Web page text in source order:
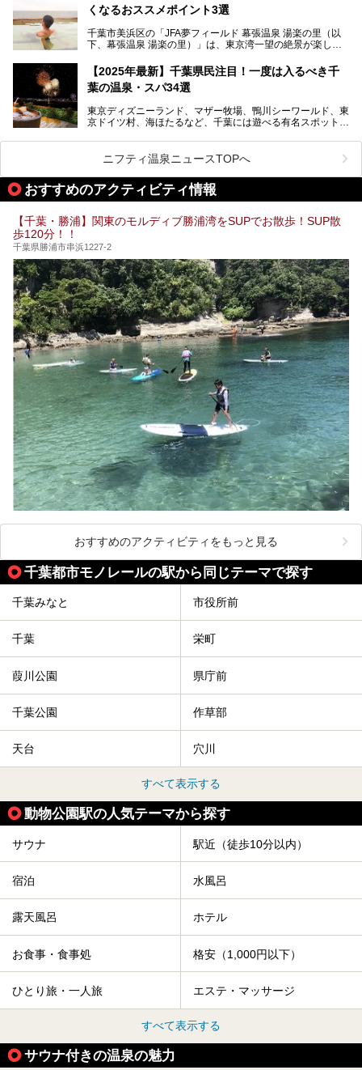
ださい。
が無料で試せるチャンスです！
提供元：花王株式会社【PR】
この記事は花王株式会社商品のPRレポート記事です。
くなるおススメポイント3選
千葉市美浜区の「JFA夢フィールド 幕張温泉 湯楽の里（以
下、幕張温泉 湯楽の里）」は、東京湾一望の絶景が楽しめ
設備も天然温泉の露天風呂、サウナ、岩盤浴のほか、高濃度
炭酸泉、海の見えるお休み処や食事処、展望抜群の屋上ま
で、年代を問わずたっぷり楽しめます。
今回は人気のこの施設の中でも、特におススメしたい3つの
ポイントについて厳選してお届けします。読めばきっと、行
【2025年最新】千葉県民注目！一度は入るべき千
葉の温泉・スパ34選
東京ディズニーランド、マザー牧場、鴨川シーワールド、東
京ドイツ村、海ほたるなど、千葉には遊べる有名スポットが
県で生まれ、千葉県で育ち、つい最近まで千葉在住だった私
がお勧めする、一度は入るべき千葉の温泉・スパ34選をま
とめました。
ニフティ温泉ニュースTOPへ
おすすめのアクティビティ情報
【千葉・勝浦】関東のモルディブ勝浦湾をSUPでお散歩！SUP散
歩120分！！
千葉県勝浦市串浜1227-2
おすすめのアクティビティをもっと見る
千葉都市モノレールの駅から同じテーマで探す
千葉みなと 市役所前
千葉 栄町
葭川公園 県庁前
千葉公園 作草部
天台 穴川
すべて表示する
動物公園駅の人気テーマから探す
サウナ 駅近（徒歩10分以内）
宿泊 水風呂
露天風呂 ホテル
お食事・食事処 格安（1,000円以下）
ひとり旅・一人旅 エステ・マッサージ
すべて表示する
サウナ付きの温泉の魅力